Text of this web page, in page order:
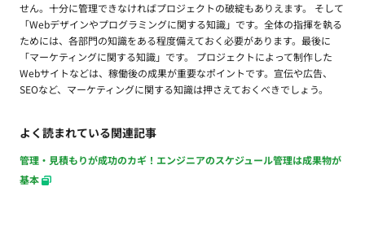
せん。十分に管理できなければプロジェクトの破綻もありえます。 そして
「Webデザインやプログラミングに関する知識」です。全体の指揮を執る
ためには、各部門の知識をある程度備えておく必要があります。最後に
「マーケティングに関する知識」です。 プロジェクトによって制作した
Webサイトなどは、稼働後の成果が重要なポイントです。宣伝や広告、
SEOなど、マーケティングに関する知識は押さえておくべきでしょう。
よく読まれている関連記事
管理・見積もりが成功のカギ！エンジニアのスケジュール管理は成果物が
基本